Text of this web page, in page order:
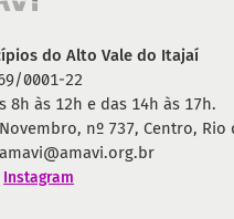
do Alto Vale do Itajaí
0001-22
8h às 12h e das 14h às 17h.
nº 737, Centro, Rio
amavi@amavi.org.br
Instagram